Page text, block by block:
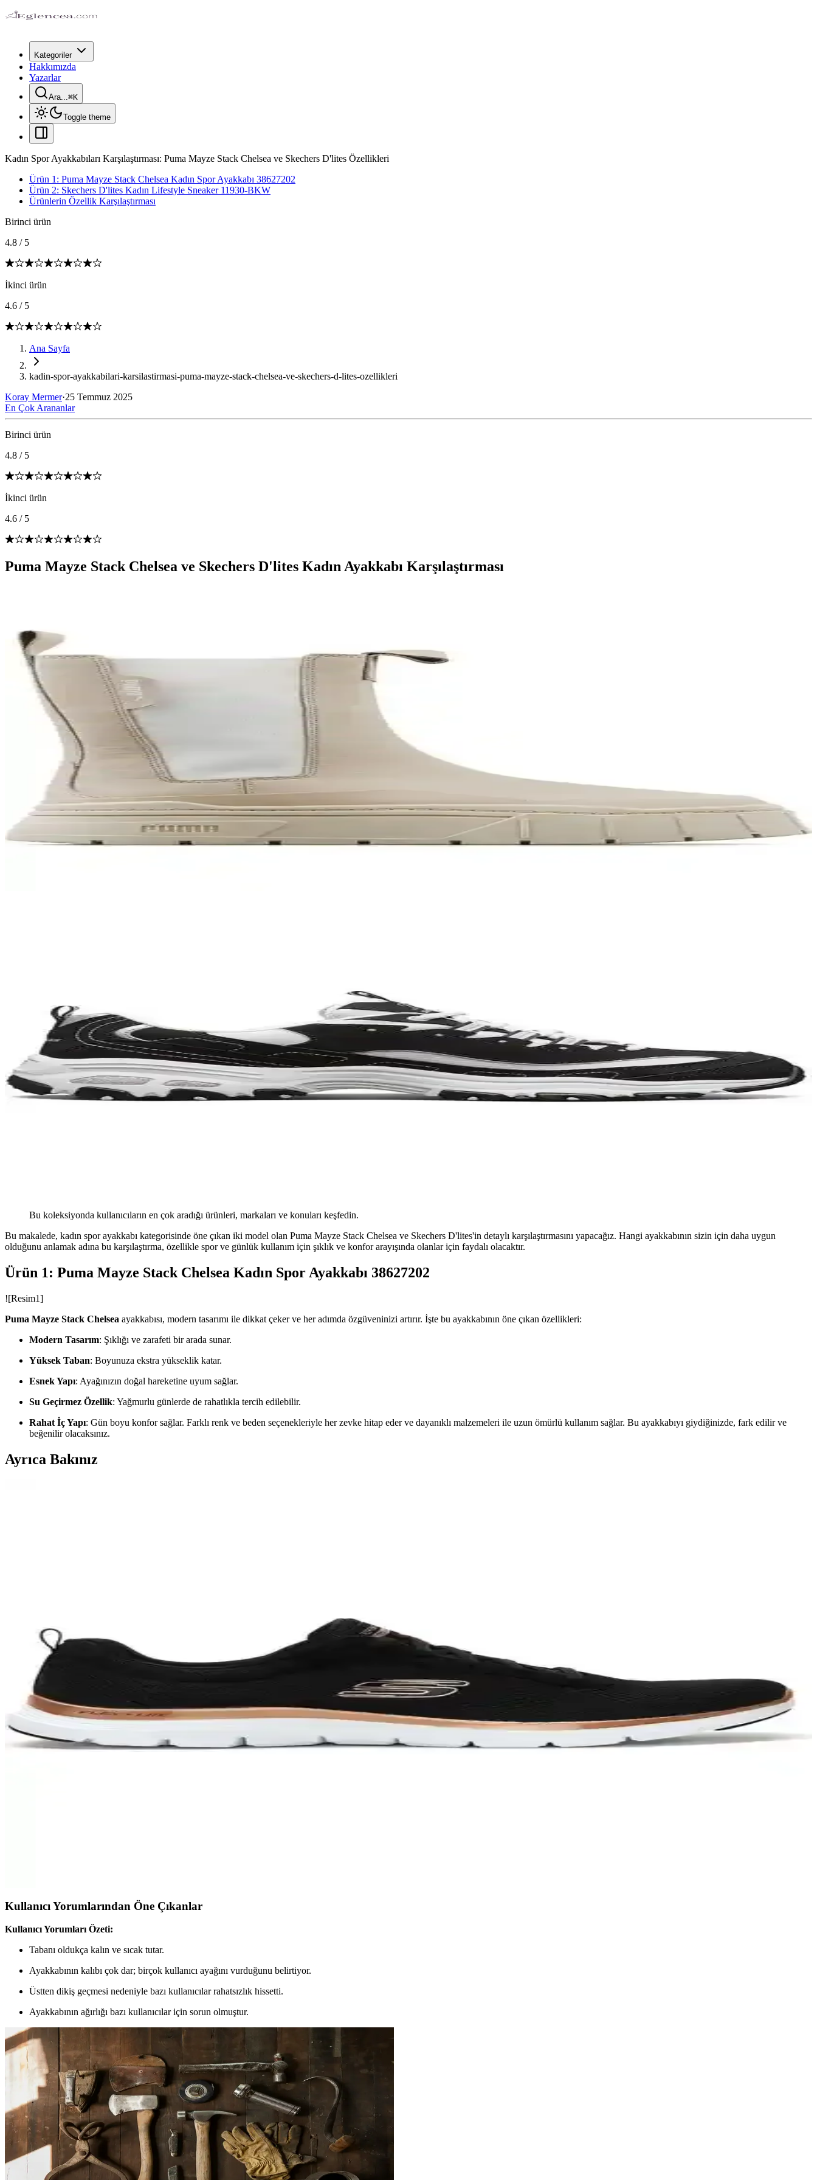
Kategoriler
Hakkımızda
Yazarlar
Ara...⌘K
Toggle theme
Kadın Spor Ayakkabıları Karşılaştırması: Puma Mayze Stack Chelsea ve Skechers D'lites Özellikleri
Ürün 1: Puma Mayze Stack Chelsea Kadın Spor Ayakkabı 38627202
Ürün 2: Skechers D'lites Kadın Lifestyle Sneaker 11930-BKW
Ürünlerin Özellik Karşılaştırması
Birinci ürün
4.8 / 5
İkinci ürün
4.6 / 5
Ana Sayfa
kadin-spor-ayakkabilari-karsilastirmasi-puma-mayze-stack-chelsea-ve-skechers-d-lites-ozellikleri
Koray Mermer·25 Temmuz 2025
En Çok Arananlar
Birinci ürün
4.8 / 5
İkinci ürün
4.6 / 5
Puma Mayze Stack Chelsea ve Skechers D'lites Kadın Ayakkabı Karşılaştırması
Bu koleksiyonda kullanıcıların en çok aradığı ürünleri, markaları ve konuları keşfedin.
Bu makalede, kadın spor ayakkabı kategorisinde öne çıkan iki model olan Puma Mayze Stack Chelsea ve Skechers D'lites'in detaylı karşılaştırmasını yapacağız. Hangi ayakkabının sizin için daha uygun
olduğunu anlamak adına bu karşılaştırma, özellikle spor ve günlük kullanım için şıklık ve konfor arayışında olanlar için faydalı olacaktır.
Ürün 1: Puma Mayze Stack Chelsea Kadın Spor Ayakkabı 38627202
![Resim1]
Puma Mayze Stack Chelsea ayakkabısı, modern tasarımı ile dikkat çeker ve her adımda özgüveninizi artırır. İşte bu ayakkabının öne çıkan özellikleri:
Modern Tasarım: Şıklığı ve zarafeti bir arada sunar.
Yüksek Taban: Boyunuza ekstra yükseklik katar.
Esnek Yapı: Ayağınızın doğal hareketine uyum sağlar.
Su Geçirmez Özellik: Yağmurlu günlerde de rahatlıkla tercih edilebilir.
Rahat İç Yapı: Gün boyu konfor sağlar. Farklı renk ve beden seçenekleriyle her zevke hitap eder ve dayanıklı malzemeleri ile uzun ömürlü kullanım sağlar. Bu ayakkabıyı giydiğinizde, fark edilir ve
beğenilir olacaksınız.
Ayrıca Bakınız
Jump 28063 ve Jump 28790 modellerinin tasarım, konfor ve kullanıcı yorumlarıyla karşılaştırması yapılarak, en uygun kadın spor ayakkabısı seçeneği sunuluyor.
Adidas HP9425 Breaknet 2.0 Spor Ayakkabısı İnceleme ve Kullanıcı Yorumları
Adidas'ın şehir yaşamına uygun, sürdürülebilir malzeme kullanımıyla öne çıkan Breaknet 2.0 modeli, şık tasarımı ve rahatlığıyla kullanıcıların beğenisini kazanıyor.
Skechers Skech - Lite Pro ve Summits Karşılaştırması: Hangi Ayakkabı Sizin İçin Uygun
Skechers Skech - Lite Pro hafif ve şık tasarımıyla günlük konfor sağlar. Summits ise hava alan ve hafif yapısıyla uzun yürüyüşler için idealdir. Her iki modelin özellikleri ve kullanıcı yorumlarıyla seçim
yapmanıza yardımcı olur.
Kullanıcı Yorumlarından Öne Çıkanlar
Kullanıcı Yorumları Özeti:
Tabanı oldukça kalın ve sıcak tutar.
Ayakkabının kalıbı çok dar; birçok kullanıcı ayağını vurduğunu belirtiyor.
Üstten dikiş geçmesi nedeniyle bazı kullanıcılar rahatsızlık hissetti.
Ayakkabının ağırlığı bazı kullanıcılar için sorun olmuştur.